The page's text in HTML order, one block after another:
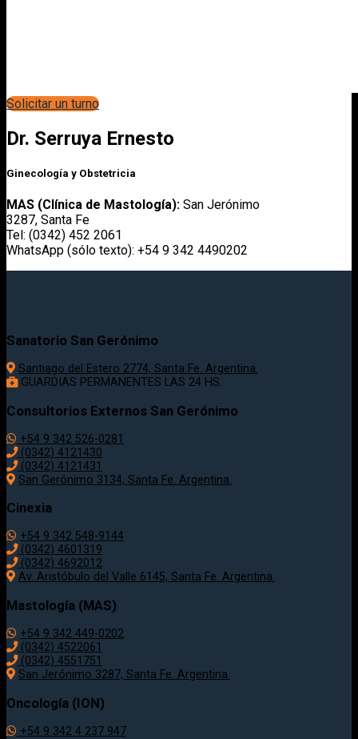
Solicitar un turno
Dr. Serruya Ernesto
Ginecología y Obstetricia
MAS (Clínica de Mastología): San Jerónimo
3287, Santa Fe
Tel: (0342) 452 2061
WhatsApp (sólo texto): +54 9 342 4490202
Sanatorio San Gerónimo
Santiago del Estero 2774, Santa Fe. Argentina.
GUARDIAS PERMANENTES LAS 24 HS.
Consultorios Externos San Gerónimo
+54 9 342 526-0281
(0342) 4121430
(0342) 4121431
San Gerónimo 3134, Santa Fe. Argentina.
Cinexia
+54 9 342 548-9144
(0342) 4601319
(0342) 4692012
Av. Aristóbulo del Valle 6145, Santa Fe. Argentina.
Mastología (MAS)
+54 9 342 449-0202
(0342) 4522061
(0342) 4551751
San Jerónimo 3287, Santa Fe. Argentina.
Oncología (ION)
+54 9 342 4 237 947